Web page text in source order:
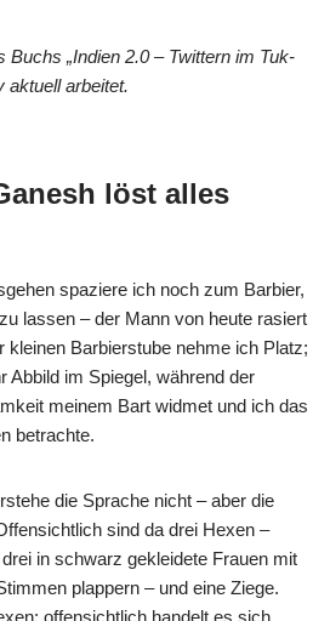
Buchs „Indien 2.0 – Twittern im Tuk-
aktuell arbeitet.
löst alles
spaziere ich noch zum Barbier,
lassen – der Mann von heute rasiert
kleinen Barbierstube nehme ich Platz;
Abbild im Spiegel, während der
meinem Bart widmet und ich das
betrachte.
die Sprache nicht – aber die
sind da drei Hexen –
in schwarz gekleidete Frauen mit
plappern – und eine Ziege.
offensichtlich handelt es sich